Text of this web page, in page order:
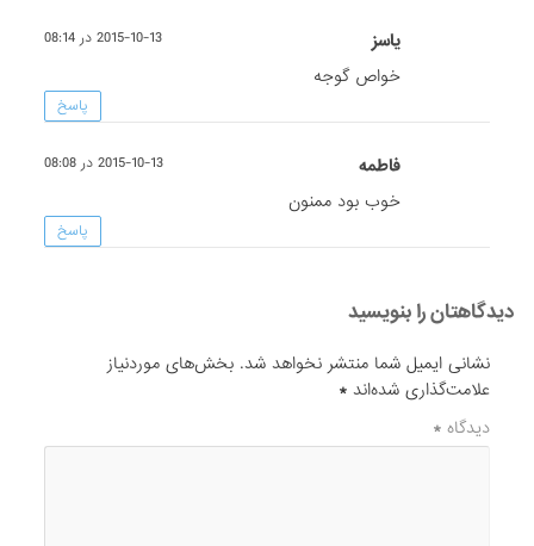
یاسز 2015-10-13 در 08:14
خواص گوجه
پاسخ
فاطمه 2015-10-13 در 08:08
خوب بود ممنون
پاسخ
دیدگاهتان را بنویسید
نشانی ایمیل شما منتشر نخواهد شد. بخش‌های موردنیاز
علامت‌گذاری شده‌اند*
دیدگاه*